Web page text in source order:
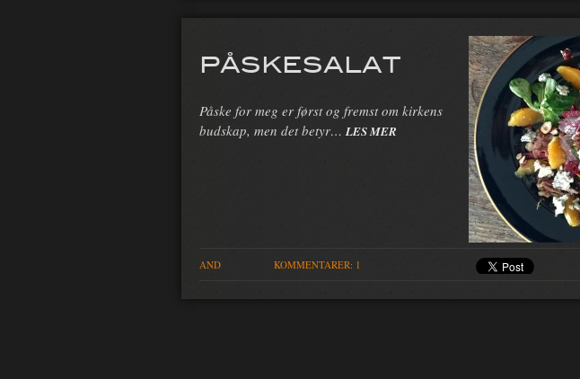
PÅSKESALAT
Påske for meg er først og fremst om kirkens
budskap, men det betyr… LES MER
AND KOMMENTARER: 1